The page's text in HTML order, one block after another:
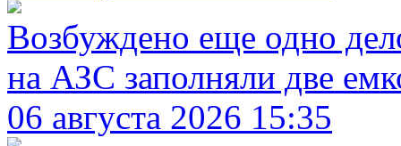
Возбуждено еще одно
на АЗС заполняли две
06 августа 2026 15:35